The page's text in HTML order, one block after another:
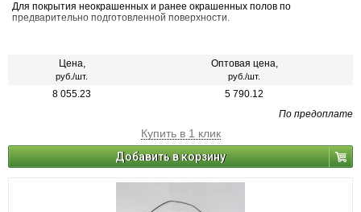
Для покрытия неокрашенных и ранее окрашенных полов по
предварительно подготовленной поверхности.
Цена,
руб./шт.
Оптовая цена,
руб./шт.
8 055.23
5 790.12
По предоплате
Купить в 1 клик
Добавить в корзину